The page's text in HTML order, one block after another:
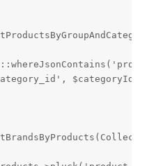
$categoryId)